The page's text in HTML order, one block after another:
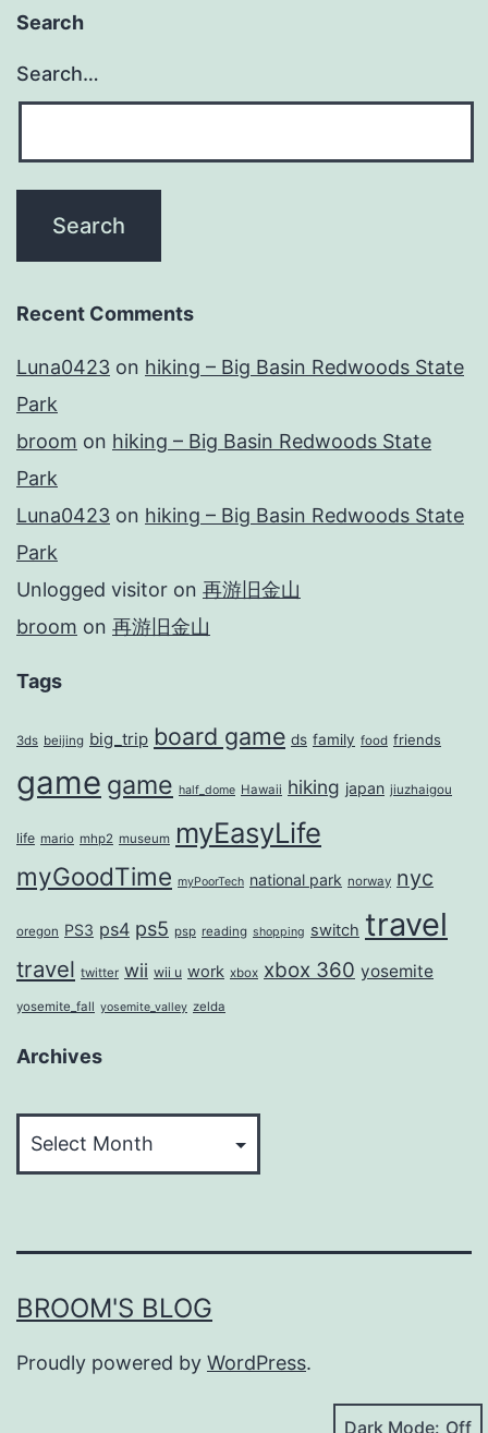
Search
Search…
Recent Comments
Luna0423 on hiking – Big Basin Redwoods State
Park
broom on hiking – Big Basin Redwoods State
Park
Luna0423 on hiking – Big Basin Redwoods State
Park
Unlogged visitor on 再游旧金山
broom on 再游旧金山
Tags
3ds beijing big_trip board game ds family food friends
game game half_dome Hawaii hiking japan jiuzhaigou
life mario mhp2 museum myEasyLife
myGoodTime myPoorTech national park norway nyc
oregon PS3 ps4 ps5 psp reading shopping switch travel
travel twitter wii wii u work xbox xbox 360 yosemite
yosemite_fall yosemite_valley zelda
Archives
BROOM'S BLOG
Proudly powered by WordPress.
Dark Mode: